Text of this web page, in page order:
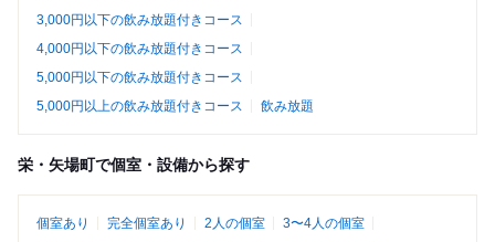
3,000円以下の飲み放題付きコース
4,000円以下の飲み放題付きコース
5,000円以下の飲み放題付きコース
5,000円以上の飲み放題付きコース
飲み放題
栄・矢場町で個室・設備から探す
個室あり 完全個室あり 2人の個室
3〜4人の個室